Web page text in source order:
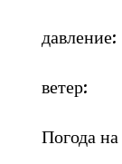
давление:
ветер:
Погода